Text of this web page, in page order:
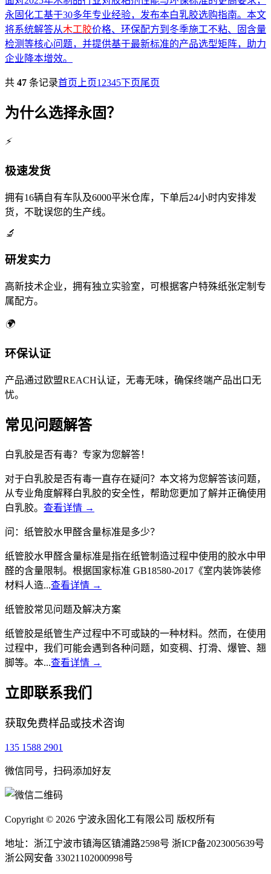
永固化工基于30多年专业经验，发布本白乳胶选购指南。本文
将系统解答从木工胶价格、环保配方到冬季施工不粘、固含量
检测等核心问题，并提供基于最新标准的产品选型矩阵，助力
企业降本增效。
共 47 条记录首页 上页1 2345下页尾页
为什么选择永固？
⚡
极速发货
拥有16辆自有车队及6000平米仓库，下单后24小时内安排发
货，不耽误您的生产线。
🔬
研发实力
高新技术企业，拥有独立实验室，可根据客户特殊纸张定制专
属配方。
🌍
环保认证
产品通过欧盟REACH认证，无毒无味，确保终端产品出口无
忧。
常见问题解答
白乳胶是否有毒？专家为您解答！
对于白乳胶是否有毒一直存在疑问？本文将为您解答该问题，
从专业角度解释白乳胶的安全性，帮助您更加了解并正确使用
白乳胶。 查看详情 →
问：纸管胶水甲醛含量标准是多少？
纸管胶水甲醛含量标准是指在纸管制造过程中使用的胶水中甲
醛的含量限制。根据国家标准 GB18580-2017《室内装饰装修
材料人造...查看详情 →
纸管胶常见问题及解决方案
纸管胶是纸管生产过程中不可或缺的一种材料。然而，在使用
过程中，我们可能会遇到各种问题，如变稠、打滑、爆管、翘
脚等。本...查看详情 →
立即联系我们
获取免费样品或技术咨询
135 1588 2901
微信同号，扫码添加好友
Copyright © 2026 宁波永固化工有限公司 版权所有
地址：浙江宁波市镇海区镇浦路2598号 浙ICP备2023005639号
浙公网安备 33021102000998号